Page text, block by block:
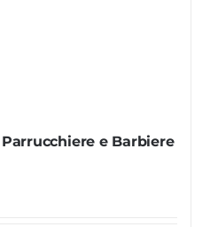
e Barbiere